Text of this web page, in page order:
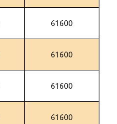
61600
61600
61600
61600